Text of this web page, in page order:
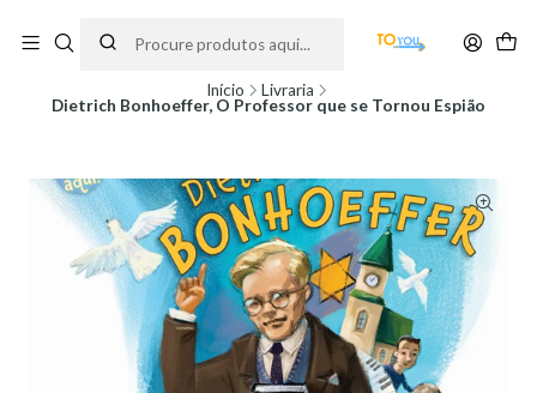
partir do dia 11 de Agosto, às 10H.
Início
Livraria
Dietrich Bonhoeffer, O Professor que se Tornou Espião